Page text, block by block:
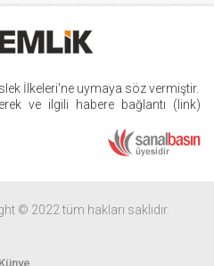
İlkeleri'ne uymaya söz vermiştir.
ve ilgili habere bağlantı (link)
© 2022 tüm hakları saklıdır.
Künye